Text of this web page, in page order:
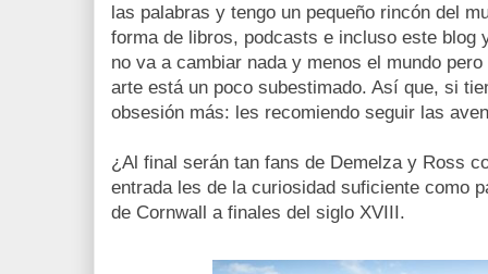
las palabras y tengo un pequeño rincón del
forma de libros, podcasts e incluso este blog
no va a cambiar nada y menos el mundo
arte está un poco subestimado. Así que, si
obsesión más: les recomiendo seguir las
¿Al final serán tan fans de Demelza y Ross
entrada les de la curiosidad suficiente como
de Cornwall a finales del siglo XVIII.